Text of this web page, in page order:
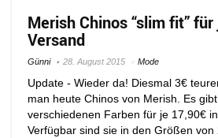
Merish Chinos “slim fit”
Versand
Günni 28. August 2015 Mode
Update - Wieder da! Diesmal 3€
man heute Chinos von Merish. Es
verschiedenen Farben für je 17,90€
Verfügbar sind sie in den Größen von